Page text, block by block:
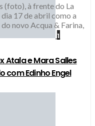
1
Atala e Mara Salles
com Edinho Engel
(foto), à frente do La
17 de abril como a
novo Acqua & Farina,